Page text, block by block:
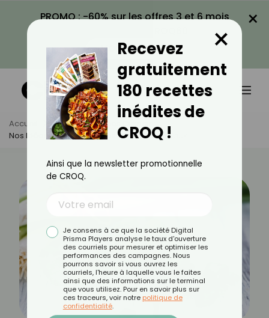
PROMO : -60% sur les offres 3 et 6 mois
VOIR LA PROMO
×
Accueil Actus
Astuces Culinaires
Nos Idées Pour Cuisiner Les Verts De Poireaux
Recevez
gratuitement
180 recettes
inédites de
CROQ !
×
Ainsi que la newsletter promotionnelle
de CROQ.
Je consens à ce que la société Digital
Prisma Players analyse le taux d'ouverture
des courriels pour mesurer et optimiser les
performances des campagnes. Nous
pourrons savoir si vous ouvrez les
courriels, l'heure à laquelle vous le faites
ainsi que des informations sur le terminal
que vous utilisez. Pour en savoir plus sur
ces traceurs, voir notre politique de
confidentialité.